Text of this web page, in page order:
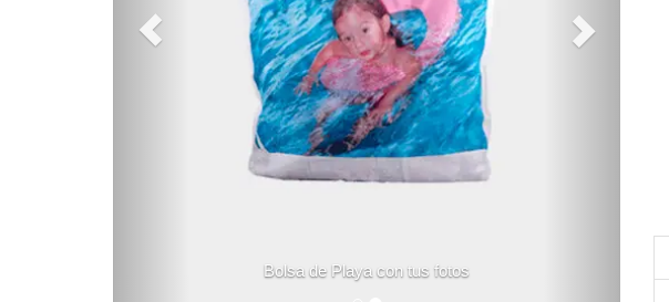
Bolsa de Playa con tus fotos